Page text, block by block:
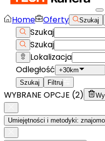
Home Oferty Szukaj
Szukaj
Szukaj
Lokalizacja
Odległość +30km
Szukaj
Filtruj
WYBRANE OPCJE (2)
Umiejętności i metodyki: